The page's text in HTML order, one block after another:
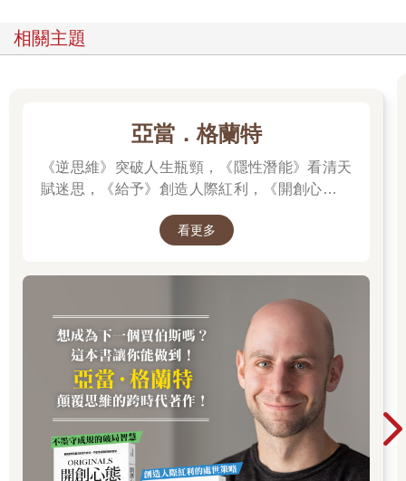
相關主題
亞當．格蘭特
《逆思維》突破人生瓶頸，《隱性潛能》看清天
賦迷思，《給予》創造人際紅利，《開創心態》
看更多